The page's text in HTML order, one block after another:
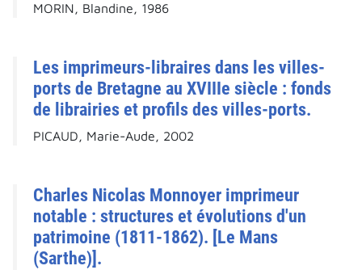
MORIN, Blandine, 1986
Les imprimeurs-libraires dans les villes-
ports de Bretagne au XVIIIe siècle : fonds
de librairies et profils des villes-ports.
PICAUD, Marie-Aude, 2002
Charles Nicolas Monnoyer imprimeur
notable : structures et évolutions d'un
patrimoine (1811-1862). [Le Mans
(Sarthe)].